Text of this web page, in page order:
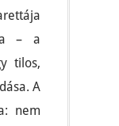
– a
tilos,
A
nem